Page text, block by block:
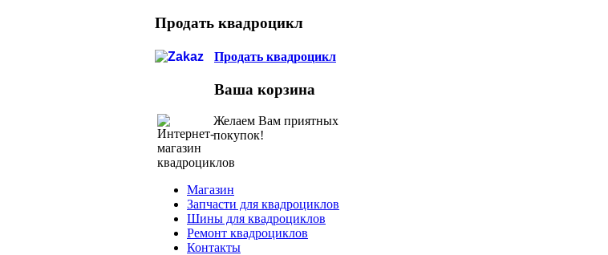
Продать квадроцикл
Продать квадроцикл
Ваша корзина
Желаем Вам приятных
покупок!
Магазин
Запчасти для квадроциклов
Шины для квадроциклов
Ремонт квадроциклов
Контакты